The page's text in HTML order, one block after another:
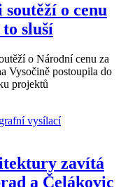
o cenu
sluší
o Národní cenu za
Vysočině postoupila do
projektů
zavítá
a Čelákovic